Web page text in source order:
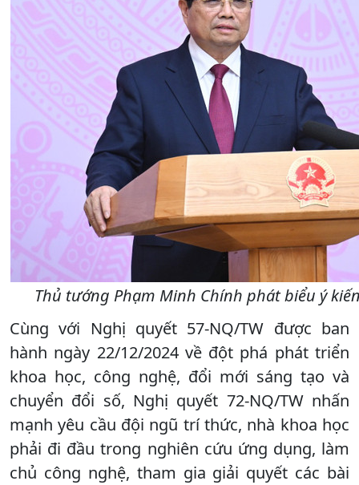
Thủ tướng Phạm Minh Chính phát biểu ý
Cùng với Nghị quyết 57-NQ/TW được ban
hành ngày 22/12/2024 về đột phá phát triển
khoa học, công nghệ, đổi mới sáng tạo và
chuyển đổi số, Nghị quyết 72-NQ/TW nhấn
mạnh yêu cầu đội ngũ trí thức, nhà khoa học
phải đi đầu trong nghiên cứu ứng dụng, làm
chủ công nghệ, tham gia giải quyết các bài